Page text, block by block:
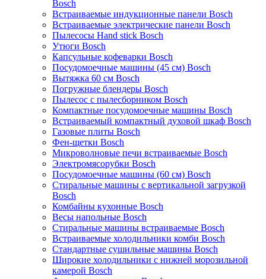
Bosch
Встраиваемые индукционные панели Bosch
Встраиваемые электрические панели Bosch
Пылесосы Hand stick Bosch
Утюги Bosch
Капсульные кофеварки Bosch
Посудомоечные машины (45 см) Bosch
Вытяжка 60 см Bosch
Погружные блендеры Bosch
Пылесос с пылесборником Bosch
Компактные посудомоечные машины Bosch
Встраиваемый компактный духовой шкаф Bosch
Газовые плиты Bosch
Фен-щетки Bosch
Микроволновые печи встраиваемые Bosch
Электромясорубки Bosch
Посудомоечные машины (60 см) Bosch
Стиральные машины с вертикальной загрузкой
Bosch
Комбайны кухонные Bosch
Весы напольные Bosch
Стиральные машины встраиваемые Bosch
Встраиваемые холодильники комби Bosch
Стандартные сушильные машины Bosch
Широкие холодильники с нижней морозильной
камерой Bosch